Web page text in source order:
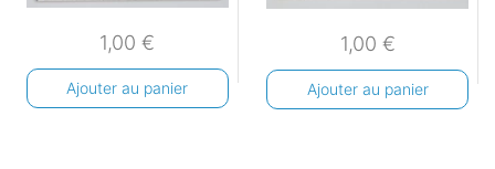
1,00€
Ajouter au panier
1,00 €
Ajouter au panier